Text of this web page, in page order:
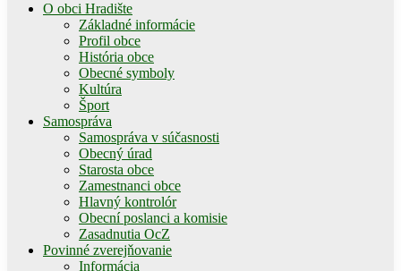
O obci Hradište
Základné informácie
Profil obce
História obce
Obecné symboly
Kultúra
Šport
Samospráva
Samospráva v súčasnosti
Obecný úrad
Starosta obce
Zamestnanci obce
Hlavný kontrolór
Obecní poslanci a komisie
Zasadnutia OcZ
Povinné zverejňovanie
Informácia